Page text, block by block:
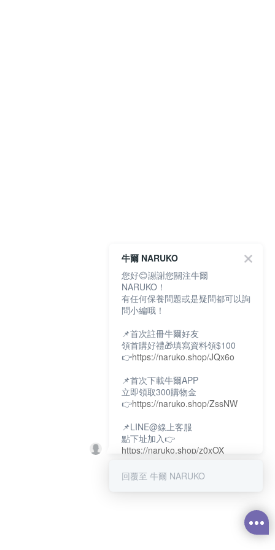
牛爾 NARUKO
您好😊謝謝您關注牛爾
NARUKO！
有任何保養問題或是疑問都可以詢
問小編哦！
📌首次註冊牛爾好友
領首購好禮🎁填寫資料領$100
👉https://naruko.shop/JQx6o
📌首次下載牛爾APP
立即領取300購物金
👉https://naruko.shop/ZssNW
📌LINE@線上客服
點下址加入👉
https://naruko.shop/z0xOX
📌電話客服：02-26581707
回覆至 牛爾 NARUKO